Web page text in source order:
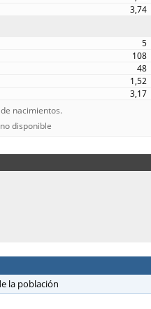
3,74
5
108
48
1,52
3,17
nacimientos.
disponible
la población